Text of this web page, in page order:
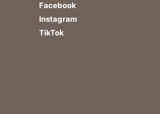
Facebook
Instagram
TikTok